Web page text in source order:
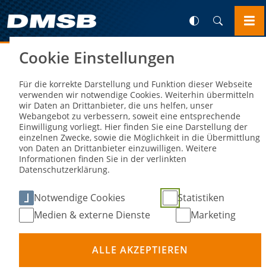
Sie sind hier: NEWS
Bundeskader 2025 mit 27 Sportlern
vorgestellt
08. Feb 2025
Cookie Einstellungen
Für die korrekte Darstellung und Funktion dieser Webseite
verwenden wir notwendige Cookies. Weiterhin übermitteln
wir Daten an Drittanbieter, die uns helfen, unser
Webangebot zu verbessern, soweit eine entsprechende
Einwilligung vorliegt. Hier finden Sie eine Darstellung der
einzelnen Zwecke, sowie die Möglichkeit in die Übermittlung
von Daten an Drittanbieter einzuwilligen. Weitere
Informationen finden Sie in der verlinkten
Datenschutzerklärung.
Notwendige Cookies
Statistiken
Medien & externe Dienste
Marketing
ALLE AKZEPTIEREN